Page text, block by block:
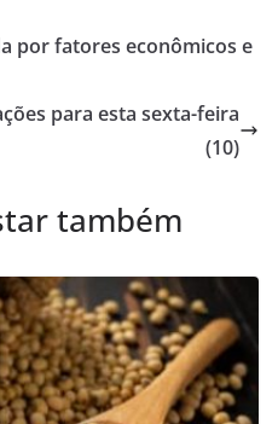
por fatores econômicos e
para esta sexta-feira
(10)
também